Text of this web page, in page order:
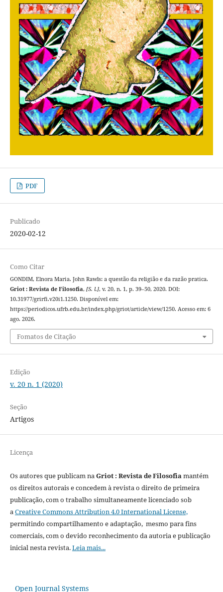
PDF
Publicado
2020-02-12
Como Citar
GONDIM, Elnora Maria. John Rawls: a questão da religião e da razão pratica.
Griot : Revista de Filosofia, [S. l.], v. 20, n. 1, p. 39–50, 2020. DOI:
10.31977/grirfi.v20i1.1250. Disponível em:
https://periodicos.ufrb.edu.br/index.php/griot/article/view/1250. Acesso em: 6
ago. 2026.
Fomatos de Citação
Edição
v. 20 n. 1 (2020)
Seção
Artigos
Licença
Os autores que publicam naGriot : Revista de Filosofiamantém
os direitos autorais e concedem à revista o direito de primeira
publicação, com o trabalho simultaneamente licenciado sob
aCreative Commons Attribution 4.0 International License,
permitindo compartilhamento e adaptação, mesmo para fins
comerciais, com o devido reconhecimento da autoria e publicação
inicial nesta revista.Leia mais...
Open Journal Systems